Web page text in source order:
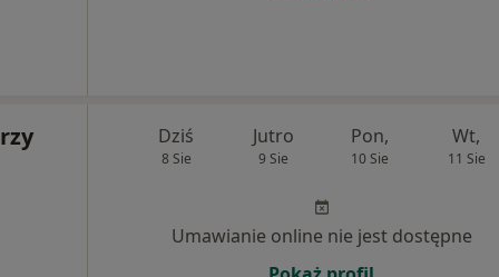
Dziś
8 Sie
Jutro
9 Sie
Pon,
10 Sie
Wt,
11 Sie
Umawianie online nie jest dostępne